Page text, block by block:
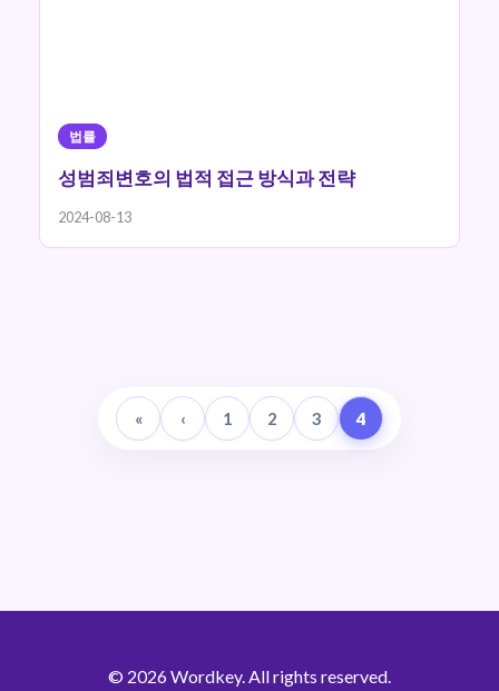
법률
성범죄변호의 법적 접근 방식과 전략
2024-08-13
« ‹ 1 2 3 4
© 2026 Wordkey. All rights reserved.